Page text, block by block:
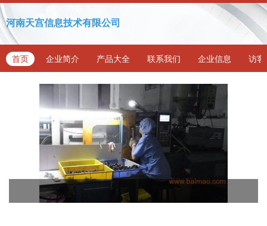
河南天宫信息技术有限公司
首页 企业简介 产品大全 联系我们 企业信息 访客